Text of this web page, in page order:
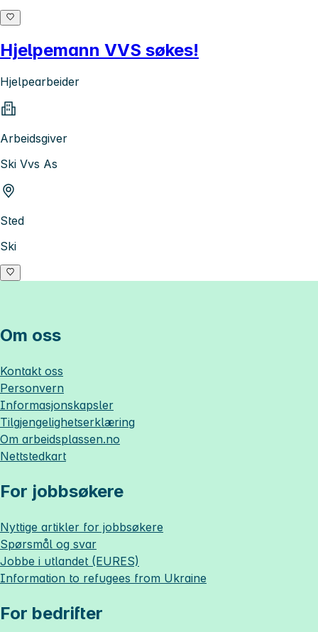
Hjelpemann VVS søkes!
Hjelpearbeider
Arbeidsgiver
Ski Vvs As
Sted
Ski
Om oss
Kontakt oss
Personvern
Informasjonskapsler
Tilgjengelighetserklæring
Om arbeidsplassen.no
Nettstedkart
For jobbsøkere
Nyttige artikler for jobbsøkere
Spørsmål og svar
Jobbe i utlandet (EURES)
Information to refugees from Ukraine
For bedrifter